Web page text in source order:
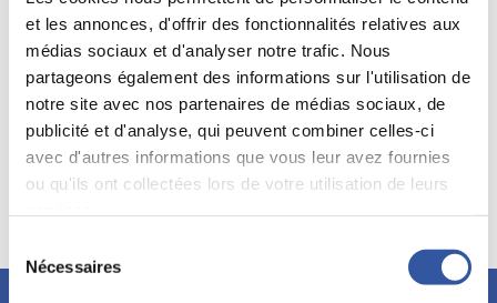
et les annonces, d'offrir des fonctionnalités relatives aux
médias sociaux et d'analyser notre trafic. Nous
partageons également des informations sur l'utilisation de
notre site avec nos partenaires de médias sociaux, de
publicité et d'analyse, qui peuvent combiner celles-ci
avec d'autres informations que vous leur avez fournies
ou qu'ils ont collectées lors de votre utilisation de leurs
du Nécessaires
Source :